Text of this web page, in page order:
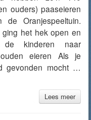
ouders) paaseieren
de Oranjespeeltuin.
het hek open en
de kinderen naar
eieren Als je
gevonden mocht …
Lees meer